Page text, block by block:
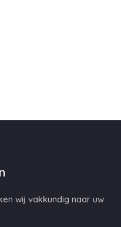
wij vakkundig naar uw